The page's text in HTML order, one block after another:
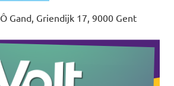
Ô Gand, Griendijk 17, 9000 Gent